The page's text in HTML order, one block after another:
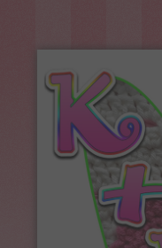
Alkotóműhely